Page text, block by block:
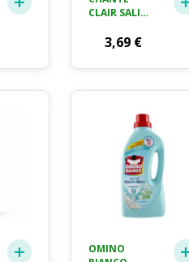
CLAIR SALI
FIOR DI LOTO
CONCENTRATO,
LAVAGGI
3,69 €
OMINO